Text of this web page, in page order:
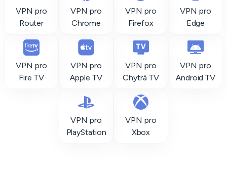
VPN pro
Router
VPN pro
Chrome
VPN pro
Firefox
VPN pro
Edge
VPN pro
Fire TV
VPN pro
Apple TV
VPN pro
Chytrá TV
VPN pro
Android TV
VPN pro
PlayStation
VPN pro
Xbox